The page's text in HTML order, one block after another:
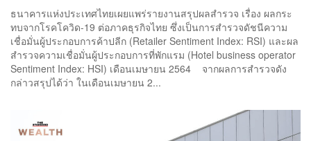
ธนาคารแห่งประเทศไทยเผยแพร่รายงานสรุปผลสำรวจ เรื่อง ผลกระ
ทบจากโรคโควิด-19 ต่อภาคธุรกิจไทย ซึ่งเป็นการสำรวจดัชนีความ
เชื่อมั่นผู้ประกอบการค้าปลีก (Retailer Sentiment Index: RSI) และผล
สำรวจความเชื่อมั่นผู้ประกอบการที่พักแรม (Hotel business operator
Sentiment Index: HSI) เดือนเมษายน 2564 จากผลการสำรวจดัง
กล่าวสรุปได้ว่า ในเดือนเมษายน 2...